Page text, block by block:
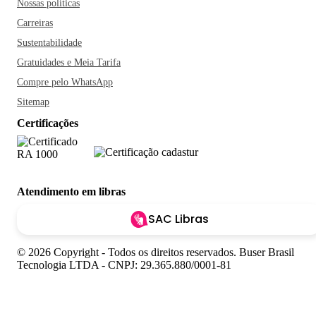
Nossas políticas
Carreiras
Sustentabilidade
Gratuidades e Meia Tarifa
Compre pelo WhatsApp
Sitemap
Certificações
Atendimento em libras
SAC Libras
© 2026 Copyright - Todos os direitos reservados. Buser Brasil
Tecnologia LTDA - CNPJ: 29.365.880/0001-81